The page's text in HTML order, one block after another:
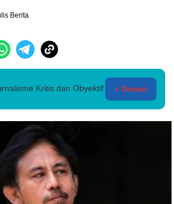
Berita
Kritis dan Obyektif + Donasi